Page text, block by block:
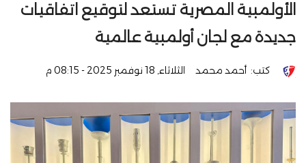
الأولمبية المصرية تستعد لتوقيع اتفاقيات
جديدة مع لجان أولمبية عالمية
كتب: أحمد محمد الثلاثاء, 18 نوفمبر 2025 - 08:15 م